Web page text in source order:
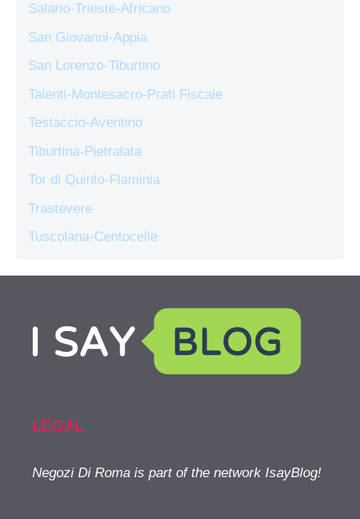
Salario-Trieste-Africano
San Giovanni-Appia
San Lorenzo-Tiburtino
Talenti-Montesacro-Prati Fiscale
Testaccio-Aventino
Tiburtina-Pietralata
Tor di Quinto-Flaminia
Trastevere
Tuscolana-Centocelle
LEGAL
Negozi Di Roma is part of the network IsayBlog!